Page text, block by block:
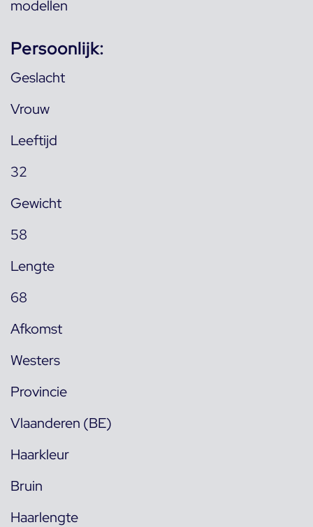
modellen
Persoonlijk:
Geslacht
Vrouw
Leeftijd
32
Gewicht
58
Lengte
68
Afkomst
Westers
Provincie
Vlaanderen (BE)
Haarkleur
Bruin
Haarlengte